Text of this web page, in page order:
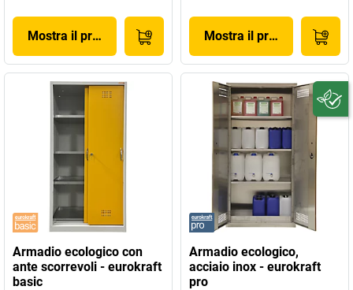
Mostra il prodotto Mostra il prodotto
Armadio ecologico con
ante scorrevoli - eurokraft
basic
Armadio ecologico,
acciaio inox - eurokraft
pro